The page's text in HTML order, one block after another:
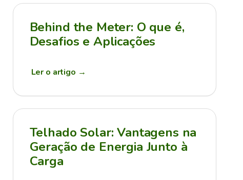
Behind the Meter: O que é,
Desafios e Aplicações
Ler o artigo →
Telhado Solar: Vantagens na
Geração de Energia Junto à
Carga